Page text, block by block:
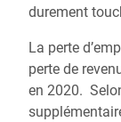
durement
La perte
perte de
en 2020.